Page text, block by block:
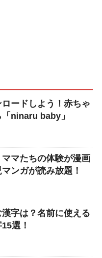
ードしよう！赤ちゃ
ninaru baby」
マたちの体験が漫画
ンガが読み放題！
漢字は？名前に使える
選！